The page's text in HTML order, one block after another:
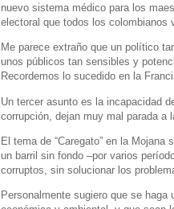
nuevo sistema médico para los
electoral que todos los colombianos
Me parece extraño que un político
unos públicos tan sensibles y
Recordemos lo sucedido en la
Un tercer asunto es la incapacidad
corrupción, dejan muy mal parada a
El tema de “Caregato” en la
un barril sin fondo –por varios
corruptos, sin solucionar los
Personalmente sugiero que se